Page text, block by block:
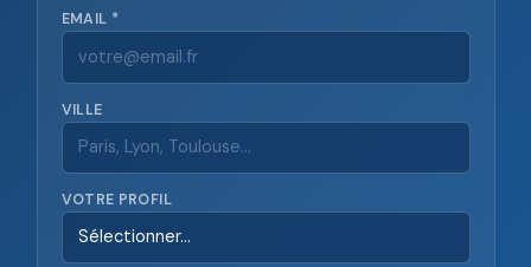
EMAIL *
VILLE
VOTRE PROFIL